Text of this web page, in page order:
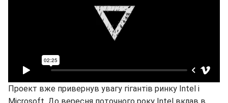
Проект вже привернув увагу гігантів ринку Intel і